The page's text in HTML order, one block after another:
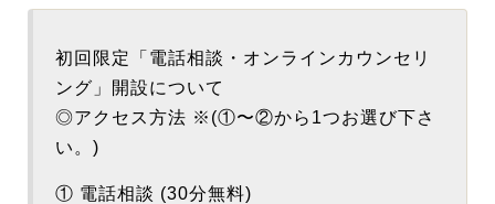
初回限定「電話相談・オンラインカウンセリ
ング」開設について
◎アクセス方法 ※(①〜②から1つお選び下さ
い。)
① 電話相談 (30分無料)